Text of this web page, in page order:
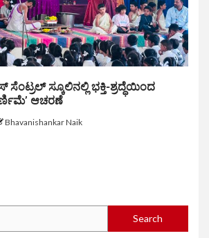
ಸ್ಕೂಲಿನಲ್ಲಿ ಭಕ್ತಿ-ಶ್ರದ್ಧೆಯಿಂದ
ಆಚರಣೆ
Bhavanishankar Naik
Search